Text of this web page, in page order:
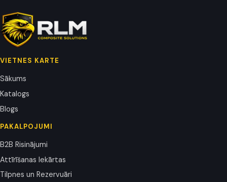
VIETNES KARTE
Sākums
Katalogs
Blogs
PAKALPOJUMI
B2B Risinājumi
Attīrīšanas Iekārtas
Tilpnes un Rezervuāri